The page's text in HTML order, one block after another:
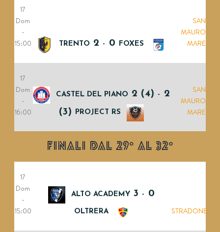
17
Dom
-
15:00
TRENTO 2 - 0 FOXES
SAN
MAURO
MARE
17
Dom
-
16:00
CASTEL DEL PIANO 2 (4) -
2
(3) PROJECT RS
SAN
MAURO
MARE
FINALI DAL 29° AL 32°
17
Dom
-
15:00
ALTO ACADEMY 3 - 0
OLTRERA STRADONE